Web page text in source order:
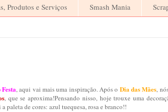
Produtos e Serviços Smash Mania
, aqui vai mais uma inspiração. Após o Dia das Mães,
, que se aproxima!Pensando nisso, hoje trouxe uma
paleta de cores: azul tuequesa, rosa e branco!!